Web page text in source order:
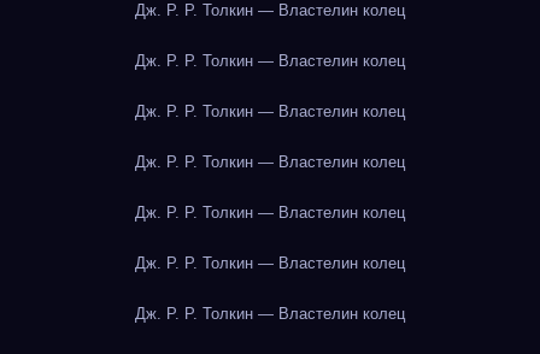
Дж. Р. Р. Толкин — Властелин колец
Дж. Р. Р. Толкин — Властелин колец
Дж. Р. Р. Толкин — Властелин колец
Дж. Р. Р. Толкин — Властелин колец
Дж. Р. Р. Толкин — Властелин колец
Дж. Р. Р. Толкин — Властелин колец
Дж. Р. Р. Толкин — Властелин колец